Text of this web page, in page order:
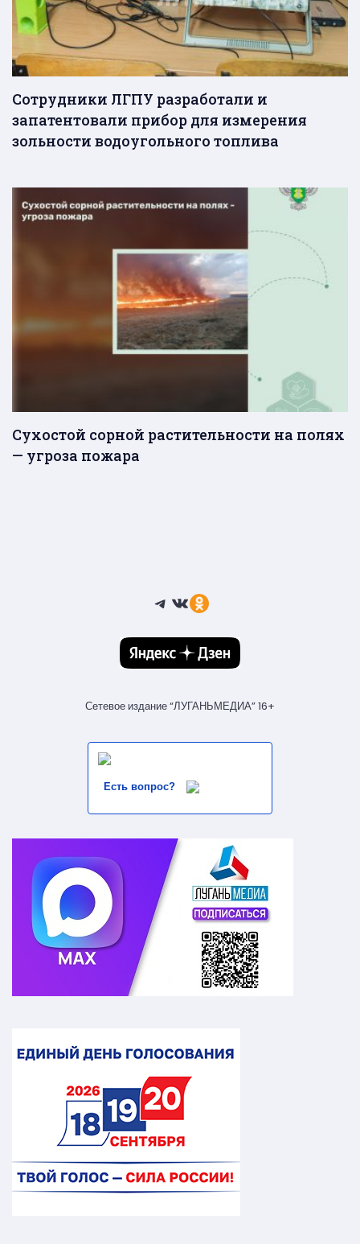
Сотрудники ЛГПУ разработали и
запатентовали прибор для измерения
зольности водоугольного топлива
Сухостой сорной растительности на полях
— угроза пожара
Telegram
ВКонтакте
Ссылка
Сетевое издание “ЛУГАНЬМЕДИА” 16+
Есть вопрос?